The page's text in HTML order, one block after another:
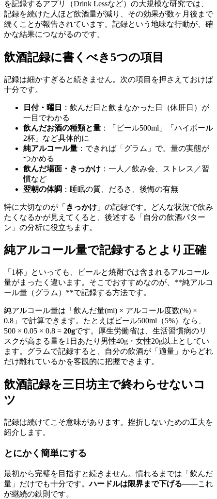
を記録するアプリ（Drink Lessなど）の大規模な研究では、
記録を続けた人ほど飲酒量が減り、その効果が数ヶ月後まで
続くことが報告されています。記録という地味な行動が、確
かな結果につながるのです。
飲酒記録に書くべき5つの項目
記録は細かすぎると続きません。次の項目を押さえておけば
十分です。
日付・曜日
：飲んだ日と飲まなかった日（休肝日）が
一目でわかる
飲んだお酒の種類と量 ：「ビール500ml」「ハイボール
2杯」など具体的に
純アルコール量 ：できれば「グラム」で。量の実態が
つかめる
飲んだ場面・きっかけ ：一人／飲み会、ストレス／習
慣など
翌朝の体調 ：睡眠の質、だるさ、後悔の有無
特に大切なのが「 きっかけ 」の記録です。どんな状況で飲み
たくなるかが見えてくると、後述する「自分の飲酒パター
ン」の分析に役立ちます。
純アルコール量で記録するとより正確
「1杯」といっても、ビールと焼酎では含まれるアルコール
量がまったく違います。そこでおすすめなのが、**純アルコ
ール量（グラム）**で記録する方法です。
純アルコール量は「飲んだ量(ml) × アルコール度数(%) ×
0.8」で計算できます。たとえばビール500ml（5%）なら、
500 × 0.05 × 0.8 = 20gです。厚生労働省は、生活習慣病のリ
スクが高まる量を1日あたり男性40g・女性20g以上としてい
ます。グラムで記録すると、自分の飲酒が「適量」からどれ
だけ離れているかを客観的に把握できます。
飲酒記録を三日坊主で終わらせないコ
ツ
記録は続けてこそ意味があります。挫折しないための工夫を
紹介します。
とにかく簡単にする
最初から完璧を目指すと続きません。慣れるまでは「飲んだ
量」だけでも十分です。ハードルは限界まで下げる——これ
が継続の鉄則です。